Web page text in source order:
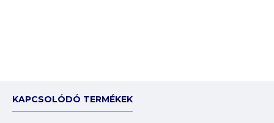
KAPCSOLÓDÓ TERMÉKEK